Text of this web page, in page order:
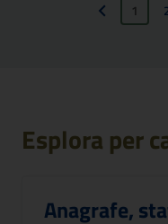
Pagina
1
Esplora per
Anagrafe,